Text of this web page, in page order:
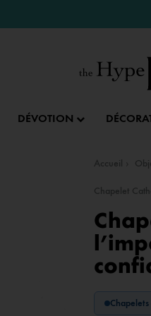
DÉVOTION
💝 SAINT VALENTIN
✝️ PÂQUES ET SEMAINE
Accueil
Chapelet
Chapelets